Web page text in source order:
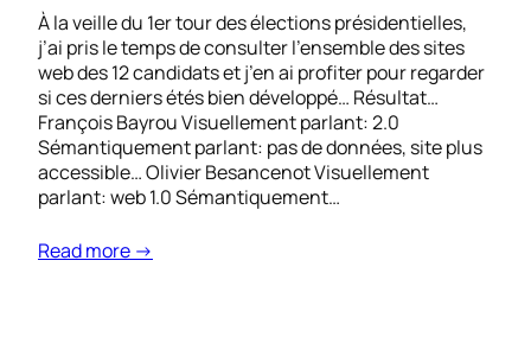
À la veille du 1er tour des élections présidentielles,
j’ai pris le temps de consulter l’ensemble des sites
web des 12 candidats et j’en ai profiter pour regarder
si ces derniers étés bien développé… Résultat…
François Bayrou Visuellement parlant: 2.0
Sémantiquement parlant: pas de données, site plus
accessible… Olivier Besancenot Visuellement
parlant: web 1.0 Sémantiquement…
Read more →